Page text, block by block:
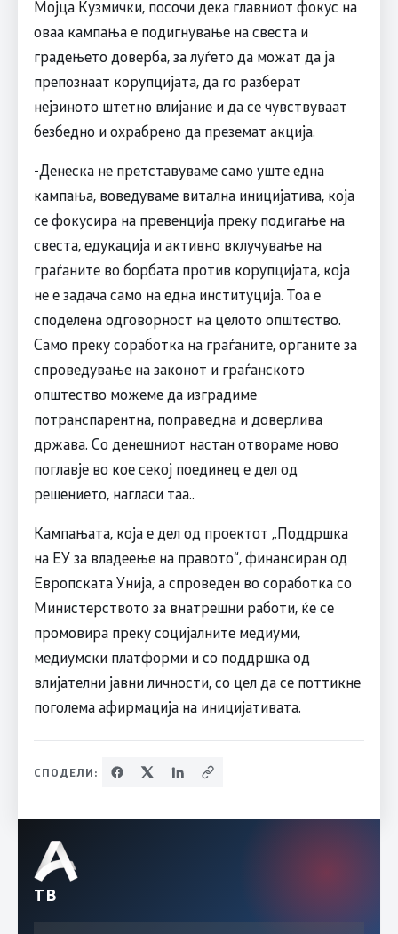
Мојца Кузмички, посочи дека главниот фокус на
оваа кампања е подигнување на свеста и
градењето доверба, за луѓето да можат да ја
препознаат корупцијата, да го разберат
нејзиното штетно влијание и да се чувствуваат
безбедно и охрабрено да преземат акција.
-Денеска не претставуваме само уште една
кампања, воведуваме витална иницијатива, која
се фокусира на превенција преку подигање на
свеста, едукација и активно вклучување на
граѓаните во борбата против корупцијата, која
не е задача само на една институција. Тоа е
споделена одговорност на целото општество.
Само преку соработка на граѓаните, органите за
спроведување на законот и граѓанското
општество можеме да изградиме
потранспарентна, поправедна и доверлива
држава. Со денешниот настан отвораме ново
поглавје во кое секој поединец е дел од
решението, нагласи таа..
Кампањата, која е дел од проектот „Поддршка
на ЕУ за владеење на правото“, финансиран од
Европската Унија, а спроведен во соработка со
Министерството за внатрешни работи, ќе се
промовира преку социјалните медиуми,
медиумски платформи и со поддршка од
влијателни јавни личности, со цел да се поттикне
поголема афирмација на иницијативата.
СПОДЕЛИ:
ТВ